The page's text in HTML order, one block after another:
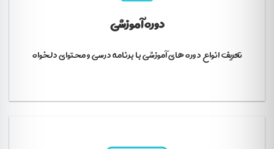
دوره آموزشی
تعریف انواع دوره های آموزشی با برنامه درسی و محتوای دلخواه